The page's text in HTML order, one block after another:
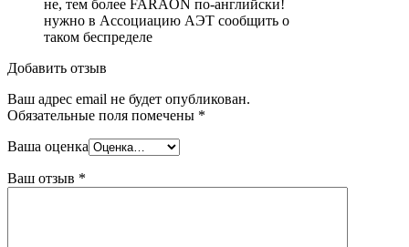
не, тем более FARAON по-английски!
нужно в Ассоциацию АЭТ сообщить о
таком беспределе
Добавить отзыв
Ваш адрес email не будет опубликован.
Обязательные поля помечены *
Ваша оценка
Ваш отзыв *